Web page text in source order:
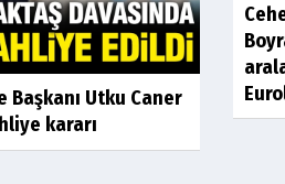
Başkanı Utku Caner
kararı